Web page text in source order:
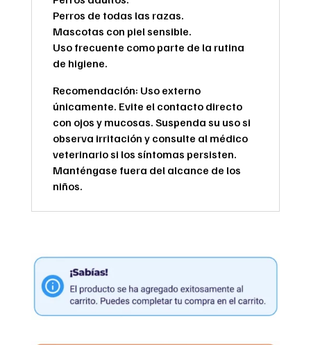
Perros de todas las razas.
Mascotas con piel sensible.
Uso frecuente como parte de la rutina
de higiene.
Recomendación: Uso externo
únicamente. Evite el contacto directo
con ojos y mucosas. Suspenda su uso si
observa irritación y consulte al médico
veterinario si los síntomas persisten.
Manténgase fuera del alcance de los
niños.